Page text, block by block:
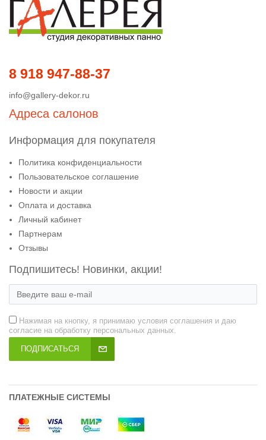
8 918 947-88-37
info@gallery-dekor.ru
Адреса салонов
Информация для покупателя
Политика конфиденциальности
Пользовательское соглашение
Новости и акции
Оплата и доставка
Личный кабинет
Партнерам
Отзывы
Подпишитесь! Новинки, акции!
Нажимая на кнопку, я принимаю условия соглашения и даю
согласие на обработку персональных данных.
ПОДПИСАТЬСЯ
ПЛАТЕЖНЫЕ СИСТЕМЫ